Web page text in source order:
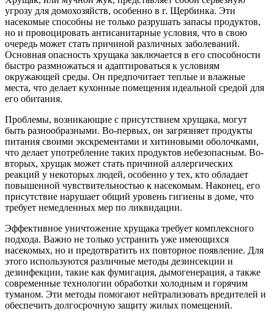
угрозу для домохозяйств, особенно в г. Щербинка. Эти
насекомые способны не только разрушать запасы продуктов,
но и провоцировать антисанитарные условия, что в свою
очередь может стать причиной различных заболеваний.
Основная опасность хрущака заключается в его способности
быстро размножаться и адаптироваться к условиям
окружающей среды. Он предпочитает теплые и влажные
места, что делает кухонные помещения идеальной средой для
его обитания.
Проблемы, возникающие с присутствием хрущака, могут
быть разнообразными. Во-первых, он загрязняет продукты
питания своими экскрементами и хитиновыми оболочками,
что делает употребление таких продуктов небезопасным. Во-
вторых, хрущак может стать причиной аллергических
реакций у некоторых людей, особенно у тех, кто обладает
повышенной чувствительностью к насекомым. Наконец, его
присутствие нарушает общий уровень гигиены в доме, что
требует немедленных мер по ликвидации.
Эффективное уничтожение хрущака требует комплексного
подхода. Важно не только устранить уже имеющихся
насекомых, но и предотвратить их повторное появление. Для
этого используются различные методы дезинсекции и
дезинфекции, такие как фумигация, дымогенерация, а также
современные технологии обработки холодным и горячим
туманом. Эти методы помогают нейтрализовать вредителей и
обеспечить долгосрочную защиту жилых помещений.